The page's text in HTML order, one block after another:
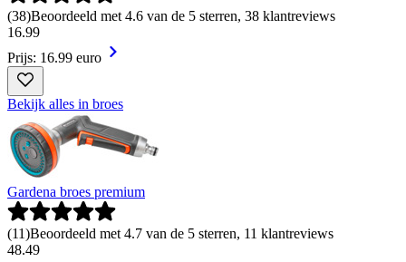
(38)Beoordeeld met 4.6 van de 5 sterren, 38 klantreviews
16.99
Prijs: 16.99 euro
Bekijk alles in broes
Gardena broes premium
(11)Beoordeeld met 4.7 van de 5 sterren, 11 klantreviews
48.49